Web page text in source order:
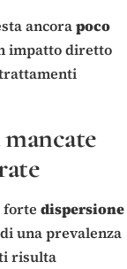
ancorapoco
impatto diretto
forte dispersione
una prevalenza
risulta